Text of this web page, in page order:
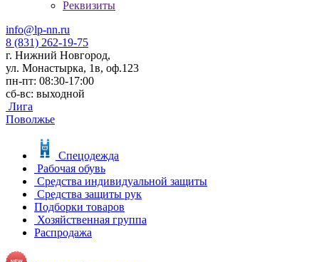
Реквизиты
info@lp-nn.ru
8 (831) 262-19-75
г. Нижний Новгород,
ул. Монастырка, 1в, оф.123
пн-пт: 08:30-17:00
сб-вс: выходной
Лига
Поволжье
Спецодежда
Рабочая обувь
Средства индивидуальной защиты
Средства защиты рук
Подборки товаров
Хозяйственная группа
Распродажа